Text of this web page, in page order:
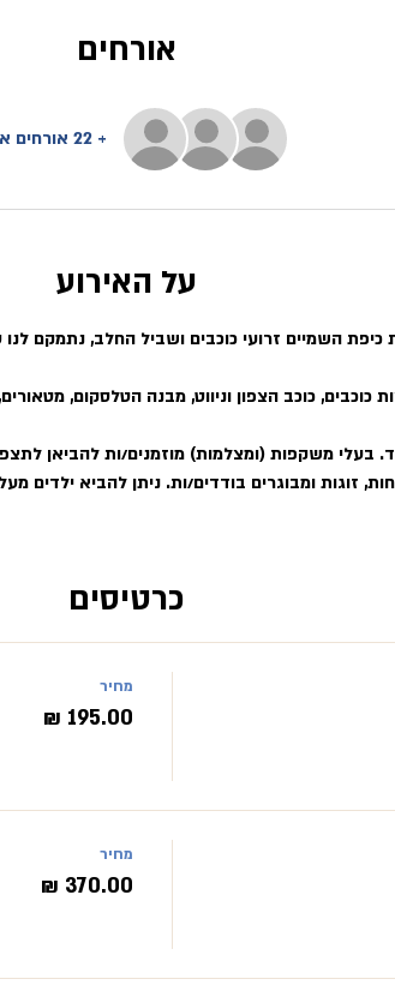
אורחים
+ 22 אורחים אחרים
על האירוע
השמיים זרועי כוכבים ושביל החלב, נתמקם לנו
כוכבים, כוכב הצפון וניווט, מבנה הטלסקום,
בעלי משקפות (ומצלמות) מוזמנים/ות להביאן
כרטיסים
מחיר
מחיר